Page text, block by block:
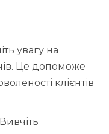
увагу на
Це допоможе
клієнтів